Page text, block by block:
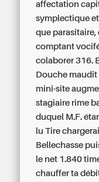
affectation
symplectique et
que parasitaire,
comptant
colaborer 316.
Douche
mini-site
stagiaire rime
duquel M.F.
lu Tire
Bellechasse
le net 1.840
chauffer ta